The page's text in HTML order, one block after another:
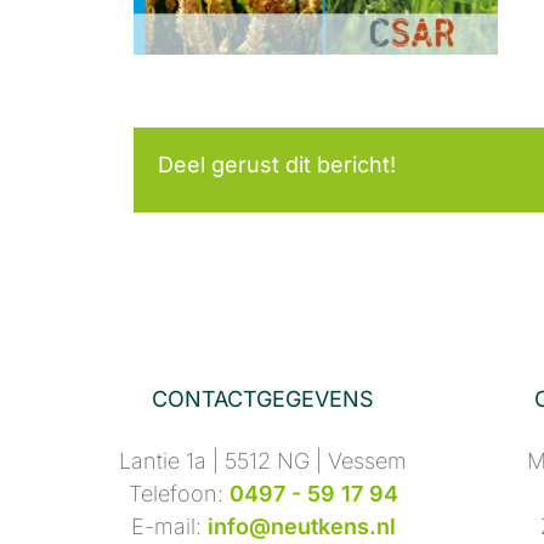
Deel gerust dit bericht!
CONTACTGEGEVENS
Lantie 1a | 5512 NG | Vessem
Telefoon: 0497 - 59 17 94
E-mail: info@neutkens.nl